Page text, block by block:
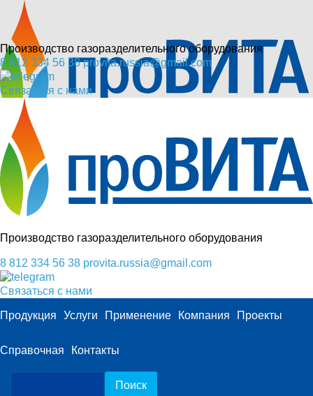
Производство газоразделительного оборудования
8 812 334 56 38 provita.russia@gmail.com
Связаться с нами
Производство газоразделительного оборудования
8 812 334 56 38 provita.russia@gmail.com
Связаться с нами
Продукция Услуги Применение Компания Проекты
Справочная Контакты